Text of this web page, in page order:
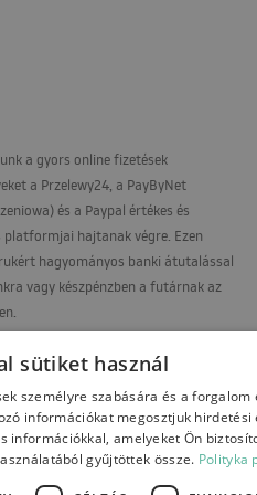
a gyors online fizetések
a Przelewy24, a PayByNet
és a Paypal értékes és
hajtanak végre. Ezen
hagyományos banki átutalással
vagy készpénzben a futárnak az
0001 4664 7395
sütiket használ
személyre szabására és a forgalom
információkat megosztjuk hirdetési
információkkal, amelyeket Ön
gyűjtöttek össze. Polityka